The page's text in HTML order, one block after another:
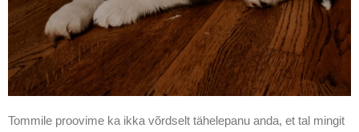
Tommile proovime ka ikka võrdselt tähelepanu anda, et tal mingit